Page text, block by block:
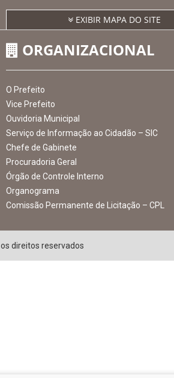
EXIBIR MAPA DO SITE
ORGANIZACIONAL
O Prefeito
Vice Prefeito
Ouvidoria Municipal
Serviço de Informação ao Cidadão – SIC
Chefe de Gabinete
Procuradoria Geral
Órgão de Controle Interno
Organograma
Comissão Permanente de Licitação – CPL
direitos reservados